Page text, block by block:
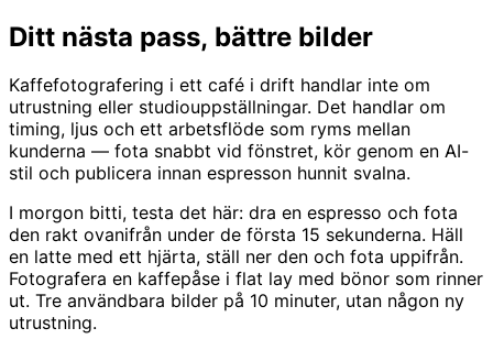
Ditt nästa pass, bättre bilder
Kaffefotografering i ett café i drift handlar inte om
utrustning eller studiouppställningar. Det handlar om
timing, ljus och ett arbetsflöde som ryms mellan
kunderna — fota snabbt vid fönstret, kör genom en AI-
stil och publicera innan espresson hunnit svalna.
I morgon bitti, testa det här: dra en espresso och fota
den rakt ovanifrån under de första 15 sekunderna. Häll
en latte med ett hjärta, ställ ner den och fota uppifrån.
Fotografera en kaffepåse i flat lay med bönor som rinner
ut. Tre användbara bilder på 10 minuter, utan någon ny
utrustning.